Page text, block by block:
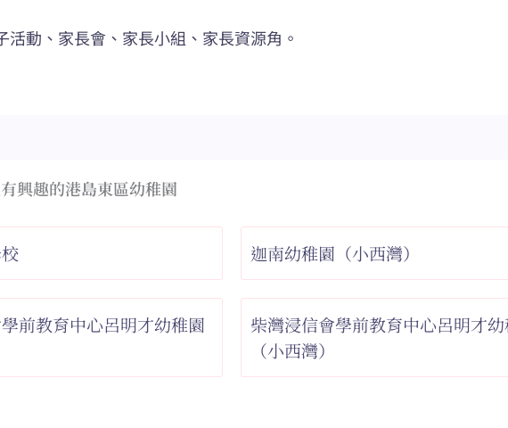
動、家長會、家長小組、家長資源角。
興趣的港島東區幼稚園
迦南幼稚園（小西灣）
前教育中心呂明才幼稚園
柴灣浸信會學前教育中心呂明才
（小西灣）